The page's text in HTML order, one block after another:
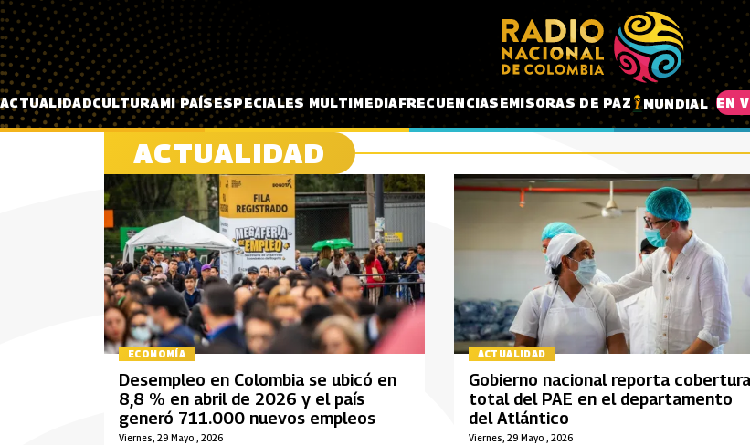
Pasar al contenido principal
ACTUALIDADCULTURAMI PAÍSESPECIALES MULTIMEDIAFRECUENCIASEMISORAS DE PAZ MUNDIAL EN
ACTUALIDAD
ECONOMÍA
Viernes, 29 Mayo , 2026
Desempleo en Colombia se ubicó en
8,8 % en abril de 2026 y el país
generó 711.000 nuevos empleos
ACTUALIDAD
Viernes, 29 Mayo , 2026
Gobierno nacional reporta cobertura
total del PAE en el departamento
del Atlántico